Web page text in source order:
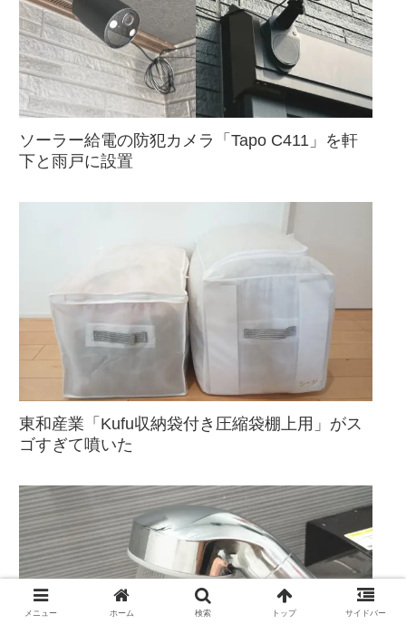
ソーラー給電の防犯カメラ「Tapo C411」を軒
下と雨戸に設置
東和産業「Kufu収納袋付き圧縮袋棚上用」がス
ゴすぎて噴いた
メニュー ホーム 検索 トップ サイドバー